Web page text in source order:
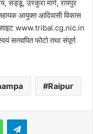
सड्डू, उरकुरा मार्ग, रायपुर
आयुक्त आदिवासी विकास
www.tribal.cg.nic.in
सत्यापित फोटो तथा संपूर्ण
Raipur
WhatsAppTelegram